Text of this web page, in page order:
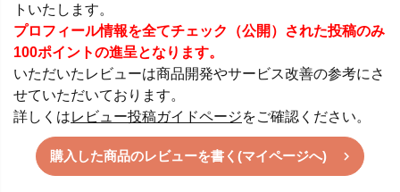
トいたします。
プロフィール情報を全てチェック（公開）された投稿のみ
100ポイントの進呈となります。
いただいたレビューは商品開発やサービス改善の参考にさ
せていただいております。
詳しくはレビュー投稿ガイドページをご確認ください。
購入した商品のレビューを書く(マイページへ)